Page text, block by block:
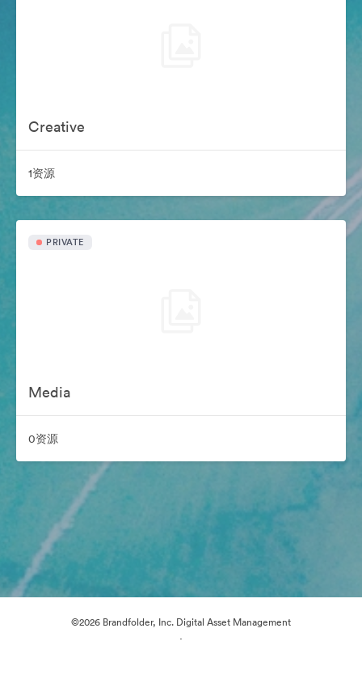
Creative
1资源
PRIVATE
Media
0资源
©2026 Brandfolder, Inc. Digital Asset Management
·